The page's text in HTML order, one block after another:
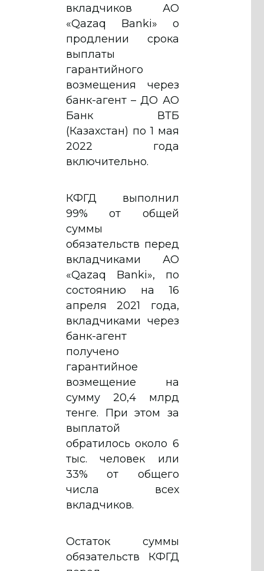
вкладчиков АО
«Qazaq Banki» о
продлении срока
выплаты
гарантийного
возмещения через
банк-агент – ДО АО
Банк ВТБ
(Казахстан) по 1 мая
2022 года
включительно.
КФГД выполнил
99% от общей
суммы
обязательств перед
вкладчиками АО
«Qazaq Banki», по
состоянию на 16
апреля 2021 года,
вкладчиками через
банк-агент
получено
гарантийное
возмещение на
сумму 20,4 млрд
тенге. При этом за
выплатой
обратилось около 6
тыс. человек или
33% от общего
числа всех
вкладчиков.
Остаток суммы
обязательств КФГД